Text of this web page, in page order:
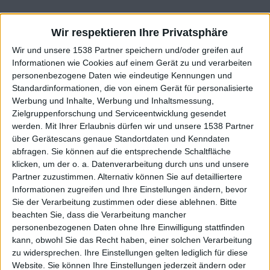
Wir respektieren Ihre Privatsphäre
Wir und unsere 1538 Partner speichern und/oder greifen auf
Informationen wie Cookies auf einem Gerät zu und verarbeiten
personenbezogene Daten wie eindeutige Kennungen und
Standardinformationen, die von einem Gerät für personalisierte
Werbung und Inhalte, Werbung und Inhaltsmessung,
Zielgruppenforschung und Serviceentwicklung gesendet
werden.
Mit Ihrer Erlaubnis dürfen wir und unsere 1538 Partner
über Gerätescans genaue Standortdaten und Kenndaten
abfragen. Sie können auf die entsprechende Schaltfläche
klicken, um der o. a. Datenverarbeitung durch uns und unsere
Partner zuzustimmen. Alternativ können Sie auf detailliertere
Informationen zugreifen und Ihre Einstellungen ändern, bevor
Sie der Verarbeitung zustimmen oder diese ablehnen.
Bitte
beachten Sie, dass die Verarbeitung mancher
personenbezogenen Daten ohne Ihre Einwilligung stattfinden
kann, obwohl Sie das Recht haben, einer solchen Verarbeitung
zu widersprechen. Ihre Einstellungen gelten lediglich für diese
Website. Sie können Ihre Einstellungen jederzeit ändern oder
Ruf
254
Class. top : 39.76%
Ruf - erhaltene Punkte
Infos über den Ruf Alles anzeigen
Ein paar Worte zu meiner Person...
emily2013 hat sein Profil nicht ergänzt
Die Spieler die Ihnen folgen werden informiert wenn sie
diesen Text ändern.